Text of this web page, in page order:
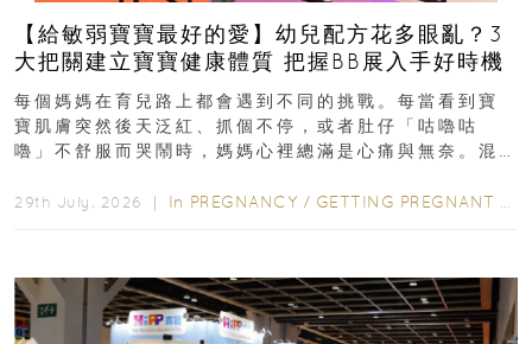
【給敏弱寶寶最好的愛】幼兒配方花多眼亂？3
大把關建立寶寶健康體質 把握BB展入手好時機
每個媽媽在育兒路上都會遇到不同的挑戰。每當看到寶
寶肌膚突然後天泛紅、抓個不停，或者肚仔「咕嚕咕
嚕」不舒服而哭鬧時，媽媽心裡總滿是心痛與無奈。混
29th July, 2026 ｜ In PREGNANCY / GETTING PREGNANT